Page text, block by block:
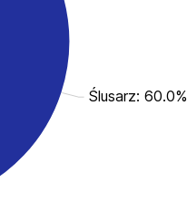
Ślusarz: 60.0%